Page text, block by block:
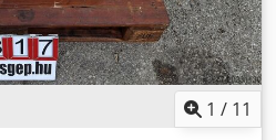
1 / 11